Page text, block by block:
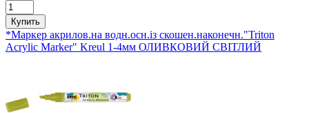
Купить
*Маркер акрилов.на водн.осн.із скошен.наконечн."Triton
Acrylic Marker" Kreul 1-4мм ОЛИВКОВИЙ СВІТЛИЙ